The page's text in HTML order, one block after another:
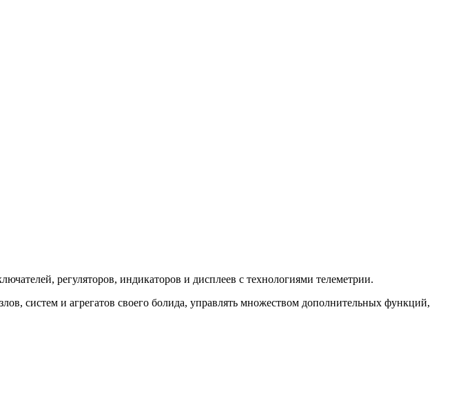
регуляторов, индикаторов и дисплеев с технологиями телеметрии.
систем и агрегатов своего болида, управлять множеством дополнительных функций,